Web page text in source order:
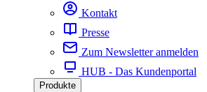
Kontakt
Presse
Zum Newsletter anmelden
HUB - Das Kundenportal
Produkte